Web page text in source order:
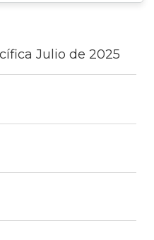
Julio de 2025